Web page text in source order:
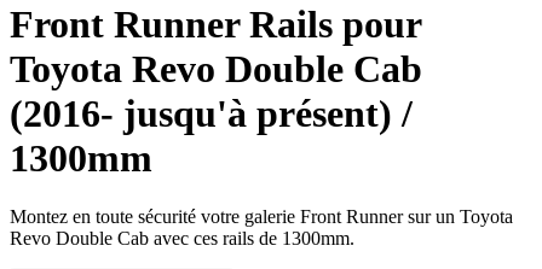
Front Runner Rails pour
Toyota Revo Double Cab
(2016- jusqu'à présent) /
1300mm
Montez en toute sécurité votre galerie Front Runner sur un Toyota
Revo Double Cab avec ces rails de 1300mm.